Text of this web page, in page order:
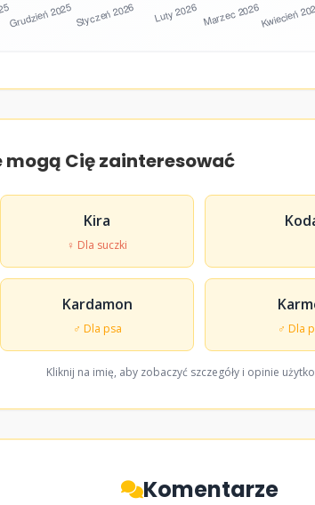
Cię zainteresować
Kira
♀ Dla suczki
Kardamon
♂ Dla psa ♂ Dla
Kliknij na imię, aby zobaczyć szczegóły i opinie
Komentarze